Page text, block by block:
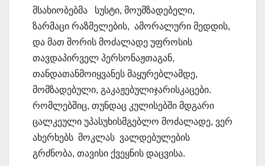
მსახიობებმა სუსტი, მოუმზადებელი,
ზარმაცი რაზმელების, ამორალური მედდის,
და მათ შორის მოძალადე უფროსის
თავდაპირველ პერსონაჟთაგან,
თანდათანმოიყვანეს მაყურებლამდე,
მომზადებული, გაკაჟებულიჯარისკაცები.
რომლებშიც, თუნდაც კულისებში მდგარი
ცალკეული უპასუხისმგებლო მოძალადე, ვერ
ახერხებს მოკლას ვალდებულების
გრძნობა, თავისი ქვეყნის დაცვისა.